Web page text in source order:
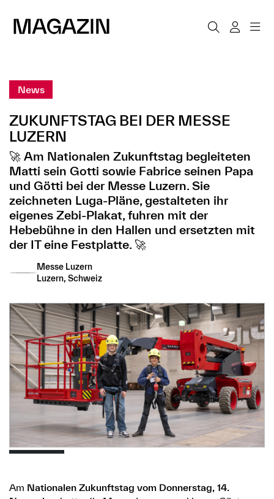
News
ZUKUNFTSTAG BEI DER MESSE
LUZERN
🚀 Am Nationalen Zukunftstag begleiteten
Matti sein Gotti sowie Fabrice seinen Papa
und Götti bei der Messe Luzern. Sie
zeichneten Luga-Pläne, gestalteten ihr
eigenes Zebi-Plakat, fuhren mit der
Hebebühne in den Hallen und ersetzten mit
der IT eine Festplatte. 🚀
Messe Luzern
Luzern, Schweiz
Am Nationalen Zukunftstag vom Donnerstag, 14.